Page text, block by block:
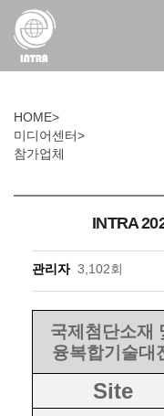
HOME>
미디어센터>
참가업체
INTRA
관리자 3,102회
국제첨단소재
융복합기술대
Site